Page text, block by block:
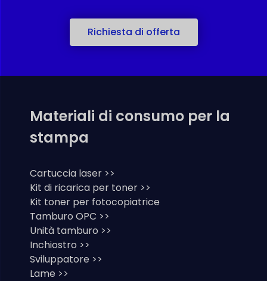
Richiesta di offerta
Materiali di consumo per la
stampa
Cartuccia laser >>
Kit di ricarica per toner >>
Kit toner per fotocopiatrice
Tamburo OPC >>
Unità tamburo >>
Inchiostro >>
Sviluppatore >>
Lame >>